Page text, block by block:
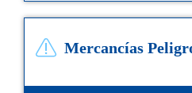
Mercancías